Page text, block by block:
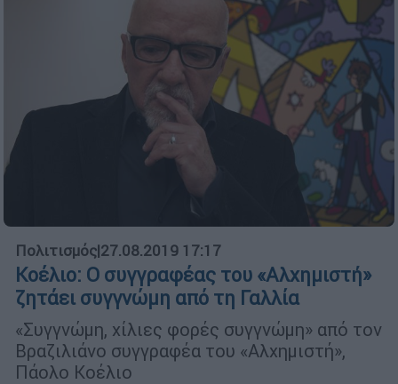
Πολιτισμός|27.08.2019 17:17
Κοέλιο: Ο συγγραφέας του «Αλχημιστή»
ζητάει συγγνώμη από τη Γαλλία
«Συγγνώμη, χίλιες φορές συγγνώμη» από τον
Bραζιλιάνο συγγραφέα του «Αλχημιστή»,
Πάολο Κοέλιο